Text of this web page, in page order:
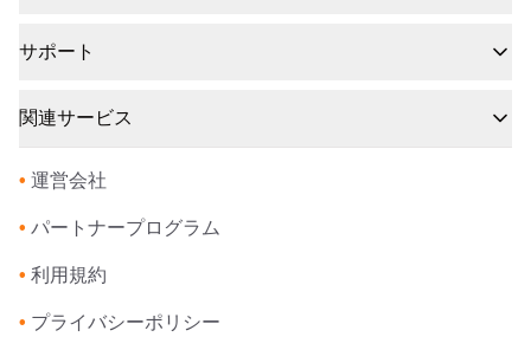
サポート
関連サービス
• 運営会社
• パートナープログラム
• 利用規約
• プライバシーポリシー